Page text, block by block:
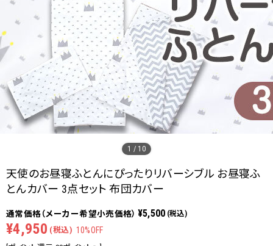
1 / 10
天使のお昼寝ふとんにぴったりリバーシブル お昼寝ふ
とんカバー 3点セット 布団カバー
¥5,500 (税込)
¥4,950 (税込) 10%OFF